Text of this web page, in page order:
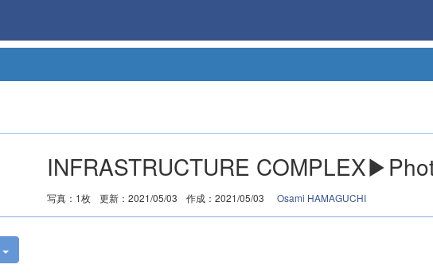
INFRASTRUCTURE
写真：1枚 更新：2021/05/03 作成：2021/05/03 Osami HAMAGUCHI